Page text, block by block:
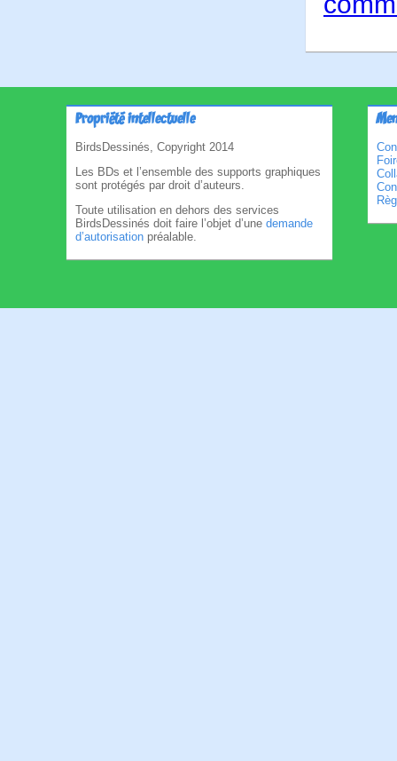
Propriété intellectuelle
BirdsDessinés, Copyright 2014
Les BDs et l’ensemble des supports graphiques
sont protégés par droit d’auteurs.
Toute utilisation en dehors des services
BirdsDessinés doit faire l’objet d’une demande
d’autorisation préalable.